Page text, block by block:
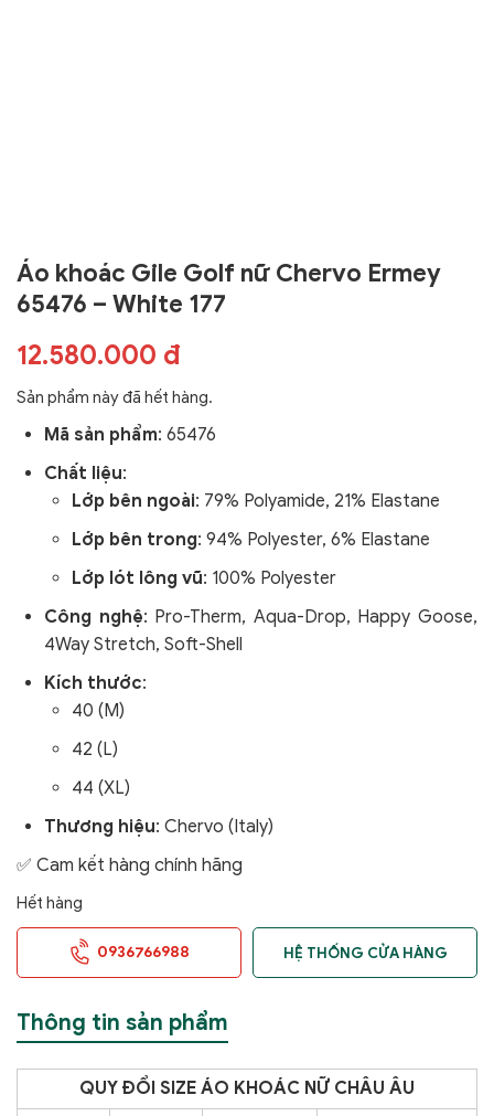
Áo khoác Gile Golf nữ Chervo Ermey
65476 – White 177
12.580.000 đ
Sản phẩm này đã hết hàng.
Mã sản phẩm: 65476
Chất liệu:
Lớp bên ngoài: 79% Polyamide, 21% Elastane
Lớp bên trong: 94% Polyester, 6% Elastane
Lớp lót lông vũ: 100% Polyester
Công nghệ: Pro-Therm, Aqua-Drop, Happy Goose,
4Way Stretch, Soft-Shell
Kích thước:
40 (M)
42 (L)
44 (XL)
Thương hiệu: Chervo (Italy)
✅ Cam kết hàng chính hãng
Hết hàng
0936766988 HỆ THỐNG CỬA HÀNG
Thông tin sản phẩm
QUY ĐỔI SIZE ÁO KHOÁC NỮ CHÂU ÂU